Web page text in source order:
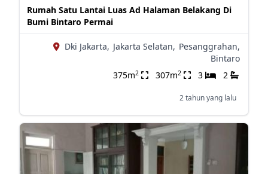
Rumah Satu Lantai Luas Ad Halaman Belakang Di
Bumi Bintaro Permai
Dki Jakarta, Jakarta Selatan, Pesanggrahan,
Bintaro
375m2 307m2 3 2
2 tahun yang lalu